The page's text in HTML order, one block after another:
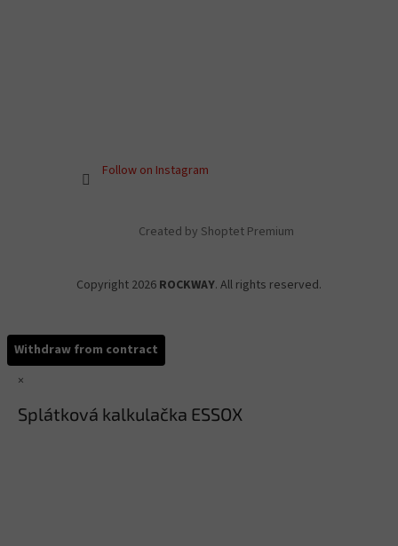
Follow on Instagram
Created by Shoptet Premium
Copyright 2026 ROCKWAY. All rights reserved.
Withdraw from contract
×
Splátková kalkulačka ESSOX